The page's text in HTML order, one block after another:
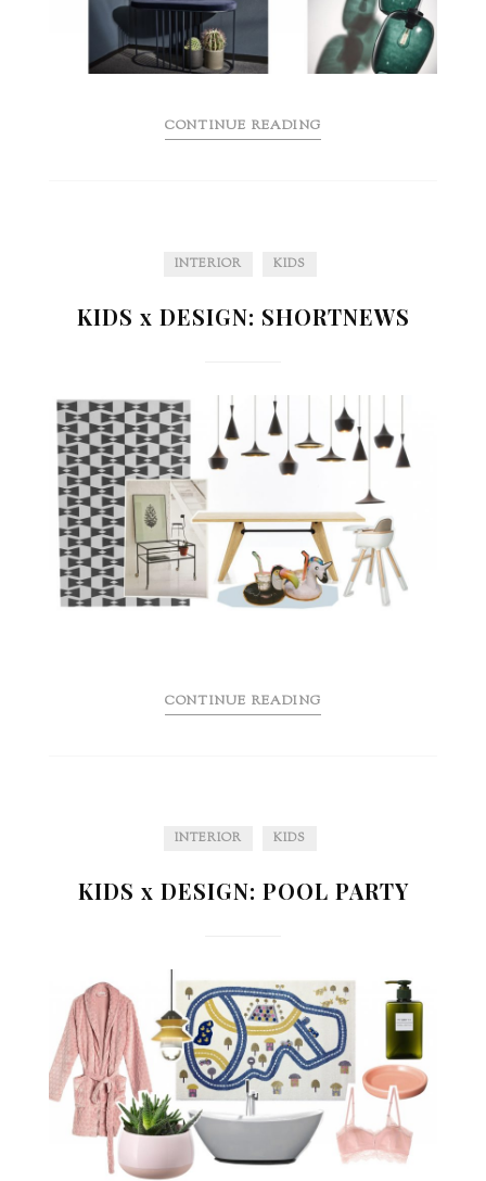
CONTINUE READING
INTERIOR KIDS
KIDS x DESIGN: SHORTNEWS
CONTINUE READING
INTERIOR KIDS
KIDS x DESIGN: POOL PARTY